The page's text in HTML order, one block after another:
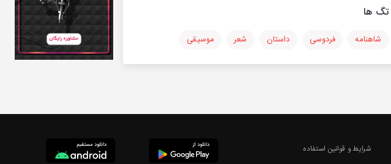
تگ ها
شاهنامه فردوسی داستان شعر موسیقی
شرایط و قوانین استفاده